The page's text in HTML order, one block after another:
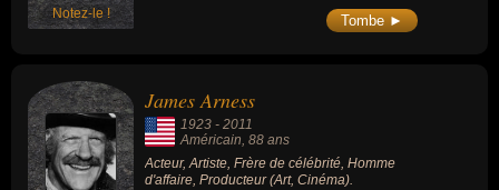
Notez-le ! Tombe ►
James Arness
1923 - 2011
Américain, 88 ans
Acteur, Artiste, Frère de célébrité, Homme
d'affaire, Producteur (Art, Cinéma).